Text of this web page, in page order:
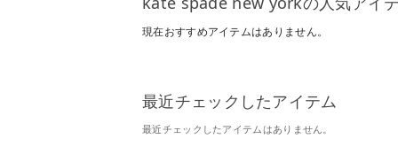
現在おすすめアイテムはありません。
最近チェックしたアイテム
最近チェックしたアイテムはありません。